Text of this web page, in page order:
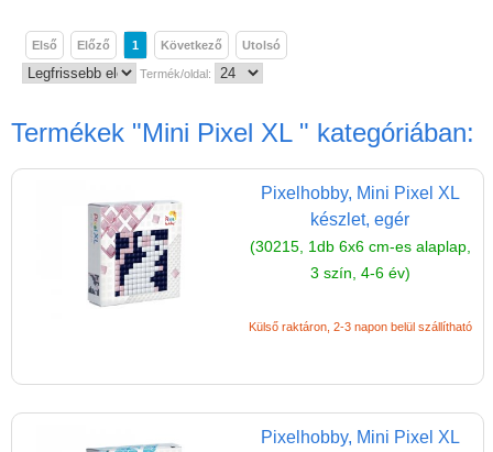
Első Előző 1 Következő Utolsó
Termék/oldal:
Termékek "Mini Pixel XL " kategóriában:
Pixelhobby, Mini Pixel XL
készlet, egér
(30215, 1db 6x6 cm-es alaplap,
3 szín, 4-6 év)
Külső raktáron, 2-3 napon belül szállítható
Pixelhobby, Mini Pixel XL
Gyerekszoba
Iskolaszerek
Kerti játékok
Kreatív játék
Könyv
Licenszes TOP
LOGICO
LÜK